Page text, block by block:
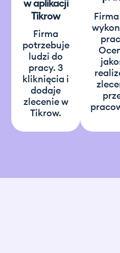
w aplikacji
Tikrow
Firma
potrzebuje
ludzi do
pracy. 3
kliknięcia i
dodaje
zlecenie w
Tikrow.